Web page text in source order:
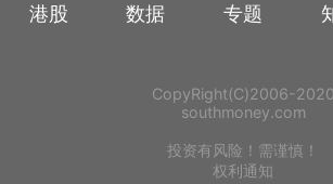
港股
数据 专题
CopyRight(C)2006-2020
southmoney.com
投资有风险！需谨慎！
权利通知